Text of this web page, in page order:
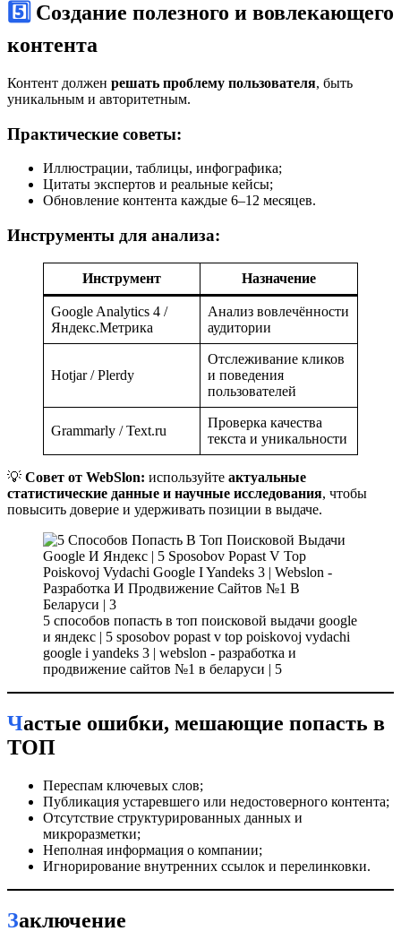
5️⃣ Создание полезного и вовлекающего
контента
Контент должен решать проблему пользователя, быть
уникальным и авторитетным.
Практические советы:
Иллюстрации, таблицы, инфографика;
Цитаты экспертов и реальные кейсы;
Обновление контента каждые 6–12 месяцев.
Инструменты для анализа:
Инструмент Назначение
Google Analytics 4 /
Яндекс.Метрика
Анализ вовлечённости
аудитории
Hotjar / Plerdy
Отслеживание кликов
и поведения
пользователей
Grammarly / Text.ru
Проверка качества
текста и уникальности
💡 Совет от WebSlon: используйте актуальные
статистические данные и научные исследования, чтобы
повысить доверие и удерживать позиции в выдаче.
5 способов попасть в топ поисковой выдачи google
и яндекс | 5 sposobov popast v top poiskovoj vydachi
google i yandeks 3 | webslon - разработка и
продвижение сайтов №1 в беларуси | 5
Частые ошибки, мешающие попасть в
ТОП
Переспам ключевых слов;
Публикация устаревшего или недостоверного контента;
Отсутствие структурированных данных и
микроразметки;
Неполная информация о компании;
Игнорирование внутренних ссылок и перелинковки.
Заключение